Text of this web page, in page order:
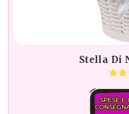
Stella Di
SPESE E